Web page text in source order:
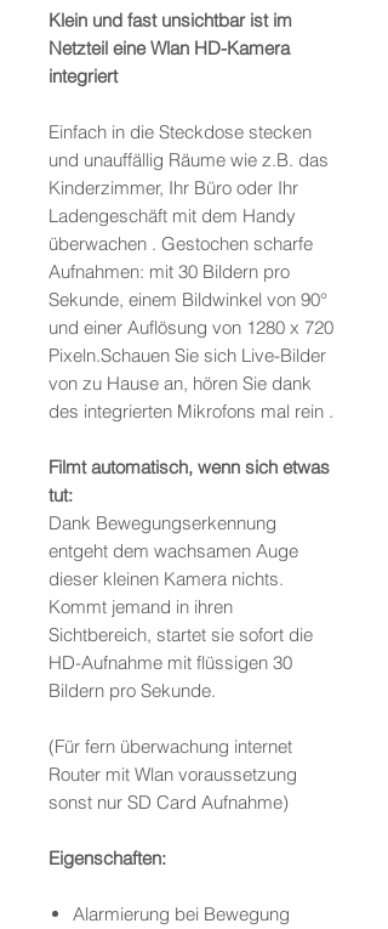
Klein und fast unsichtbar ist im
Netzteil eine Wlan HD-Kamera
integriert
Einfach in die Steckdose stecken
und unauffällig Räume wie z.B. das
Kinderzimmer, Ihr Büro oder Ihr
Ladengeschäft mit dem Handy
überwachen . Gestochen scharfe
Aufnahmen: mit 30 Bildern pro
Sekunde, einem Bildwinkel von 90°
und einer Auflösung von 1280 x 720
Pixeln.Schauen Sie sich Live-Bilder
von zu Hause an, hören Sie dank
des integrierten Mikrofons mal rein .
Filmt automatisch, wenn sich etwas
tut:
Dank Bewegungserkennung
entgeht dem wachsamen Auge
dieser kleinen Kamera nichts.
Kommt jemand in ihren
Sichtbereich, startet sie sofort die
HD-Aufnahme mit flüssigen 30
Bildern pro Sekunde.
(Für fern überwachung internet
Router mit Wlan voraussetzung
sonst nur SD Card Aufnahme)
Eigenschaften:
Alarmierung bei Bewegung